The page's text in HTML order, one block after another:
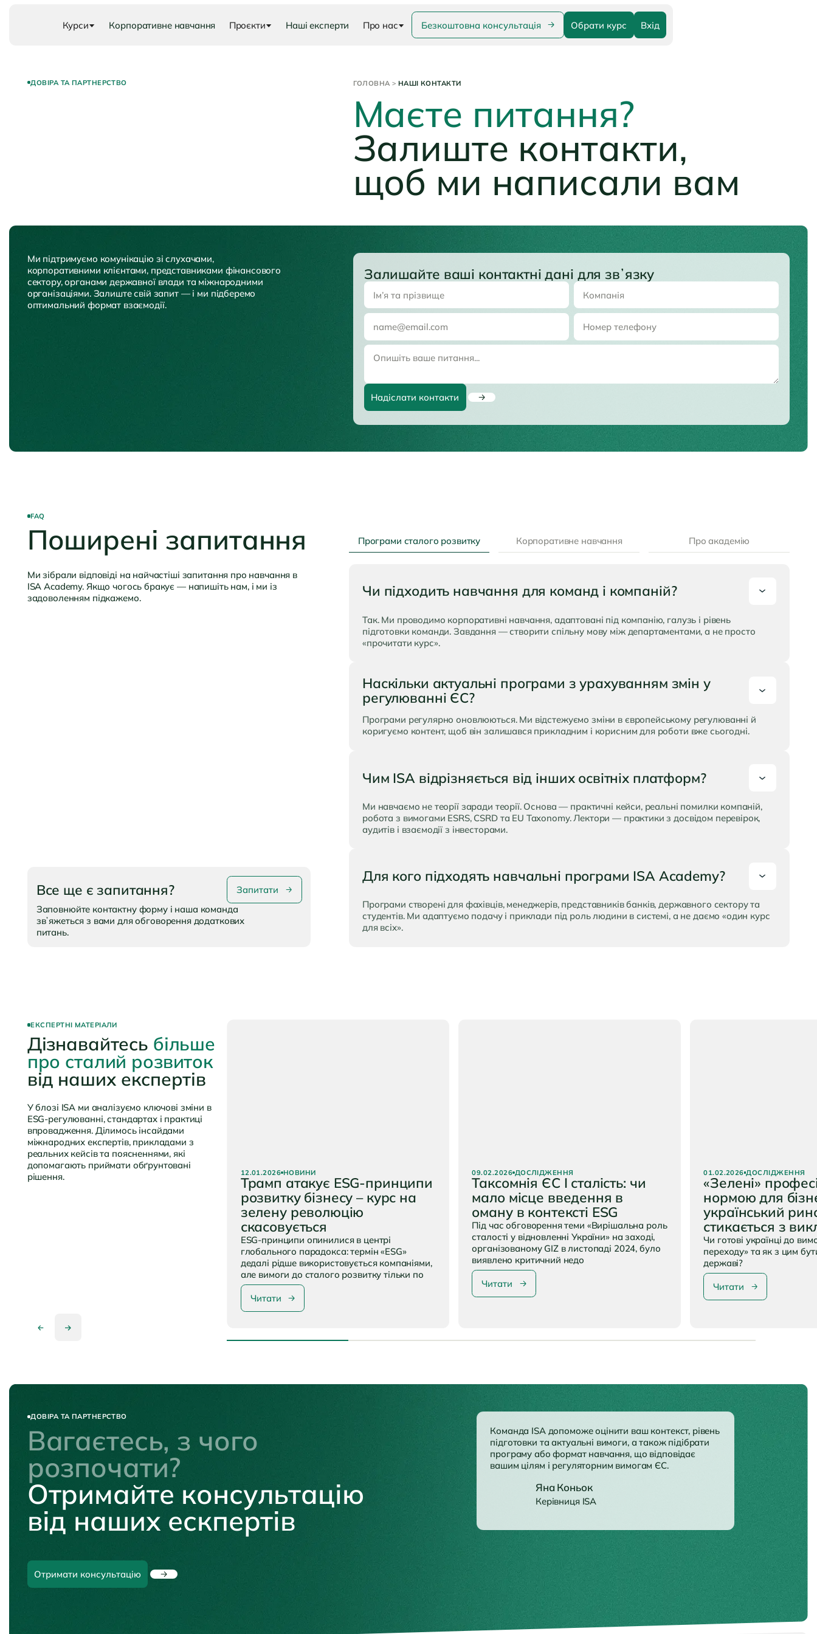
Курси Корпоративне навчання Проєкти Наші експерти Про нас Безкоштовна консультація Обрати курс Вхід
ДОВІРА ТА ПАРТНЕРСТВО ГОЛОВНА НАШІ КОНТАКТИ
Маєте питання?
Залиште контакти,
щоб ми написали вам
Ми підтримуємо комунікацію зі слухачами,
корпоративними клієнтами, представниками фінансового
сектору, органами державної влади та міжнародними
організаціями. Залиште свій запит — і ми підберемо
оптимальний формат взаємодії.
Залишайте ваші контактні дані для звʼязку
Надіслати контакти
FAQ
Поширені запитання
Ми зібрали відповіді на найчастіші запитання про навчання в
ISA Academy. Якщо чогось бракує — напишіть нам, і ми із
задоволенням підкажемо.
Все ще є запитання?
Запитати
Заповнюйте контактну форму і наша команда
звʼяжеться з вами для обговорення додаткових
питань.
Програми сталого розвитку Корпоративне навчання Про академію
Чи підходить навчання для команд і компаній?
Так. Ми проводимо корпоративні навчання, адаптовані під компанію, галузь і рівень
підготовки команди. Завдання — створити спільну мову між департаментами, а не просто
«прочитати курс».
Наскільки актуальні програми з урахуванням змін у
регулюванні ЄС?
Програми регулярно оновлюються. Ми відстежуємо зміни в європейському регулюванні й
коригуємо контент, щоб він залишався прикладним і корисним для роботи вже сьогодні.
Чим ISA відрізняється від інших освітніх платформ?
Ми навчаємо не теорії заради теорії. Основа — практичні кейси, реальні помилки компаній,
робота з вимогами ESRS, CSRD та EU Taxonomy. Лектори — практики з досвідом перевірок,
аудитів і взаємодії з інвесторами.
Для кого підходять навчальні програми ISA Academy?
Програми створені для фахівців, менеджерів, представників банків, державного сектору та
студентів. Ми адаптуємо подачу і приклади під роль людини в системі, а не даємо «один курс
для всіх».
ЕКСПЕРТНІ МАТЕРІАЛИ
Дізнавайтесь більше
про сталий розвиток
від наших експертів
У блозі ISA ми аналізуємо ключові зміни в
ESG-регулюванні, стандартах і практиці
впровадження. Ділимось інсайдами
міжнародних експертів, прикладами з
реальних кейсів та поясненнями, які
допомагають приймати обґрунтовані
рішення.
Час читання:8 хвилин
12.01.2026 НОВИНИ
Трамп атакує ESG-принципи
розвитку бізнесу – курс на
зелену революцію
скасовується
ESG-принципи опинилися в центрі
глобального парадокса: термін «ESG»
дедалі рідше використовується компаніями,
але вимоги до сталого розвитку тільки по
Читати
Час читання:6 хвилин
09.02.2026 ДОСЛІДЖЕННЯ
Таксомнія ЄС І сталість: чи
мало місце введення в
оману в контексті ESG
Під час обговорення теми «Вирішальна роль
сталості у відновленні України» на заході,
організованому GIZ в листопаді 2024, було
виявлено критичний недо
Читати
Час читання:7 хвилин
01.02.2026 ДОСЛІДЖЕННЯ
«Зелені»
нормою для
український
стикається з
Чи готові українці до
переходу» та як з цим
державі?
Читати
ДОВІРА ТА ПАРТНЕРСТВО
Вагаєтесь, з чого
розпочати?
Отримайте консультацію
від наших ескпертів
Отримати консультацію
Команда ISA допоможе оцінити ваш контекст, рівень
підготовки та актуальні вимоги, а також підібрати
програму або формат навчання, що відповідає
вашим цілям і регуляторним вимогам ЄС.
Яна Коньок
Керівниця ISA